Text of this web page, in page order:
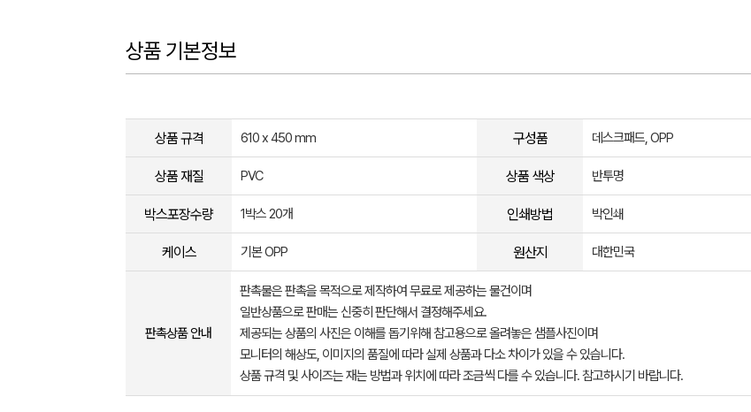
상품 기본정보
상품 규격 610 x 450 mm 구성품 데스크패드, OPP
상품 재질 PVC 상품 색상 반투명
박스포장수량 1박스 20개 인쇄방법 박인쇄
케이스 기본 OPP 원산지 대한민국
판촉상품 안내
판촉물은 판촉을 목적으로 제작하여 무료로 제공하는 물건이며
일반상품으로 판매는 신중히 판단해서 결정해주세요.
제공되는 상품의 사진은 이해를 돕기위해 참고용으로 올려놓은 샘플사진이며
모니터의 해상도, 이미지의 품질에 따라 실제 상품과 다소 차이가 있을 수 있습니다.
상품 규격 및 사이즈는 재는 방법과 위치에 따라 조금씩 다를 수 있습니다. 참고하시기 바랍니다.